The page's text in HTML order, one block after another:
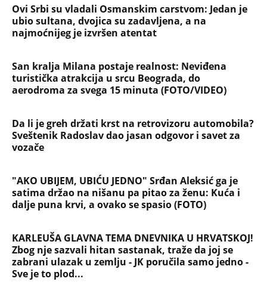
Ovi Srbi su vladali Osmanskim carstvom: Jedan je
ubio sultana, dvojica su zadavljena, a na
najmoćnijeg je izvršen atentat
San kralja Milana postaje realnost: Neviđena
turistička atrakcija u srcu Beograda, do
aerodroma za svega 15 minuta (FOTO/VIDEO)
Da li je greh držati krst na retrovizoru automobila?
Sveštenik Radoslav dao jasan odgovor i savet za
vozače
"AKO UBIJEM, UBIĆU JEDNO" Srđan Aleksić ga je
satima držao na nišanu pa pitao za ženu: Kuća i
dalje puna krvi, a ovako se spasio (FOTO)
KARLEUŠA GLAVNA TEMA DNEVNIKA U HRVATSKOJ!
Zbog nje sazvali hitan sastanak, traže da joj se
zabrani ulazak u zemlju - JK poručila samo jedno -
Sve je to plod...